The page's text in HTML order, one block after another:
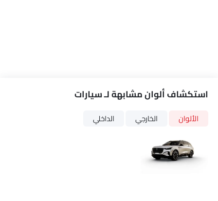
استكشاف ألوان مشابهة لـ سيارات
الألوان الخارجي الداخلي